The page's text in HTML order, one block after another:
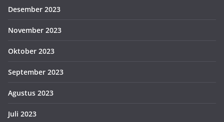
Desember 2023
November 2023
Oktober 2023
September 2023
Agustus 2023
Juli 2023